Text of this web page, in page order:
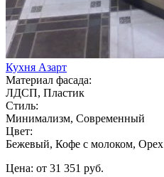
Кухня Азарт
Материал фасада:
ЛДСП, Пластик
Стиль:
Минимализм, Современный
Цвет:
Бежевый, Кофе с молоком, Орех
Цена: от 31 351 руб.